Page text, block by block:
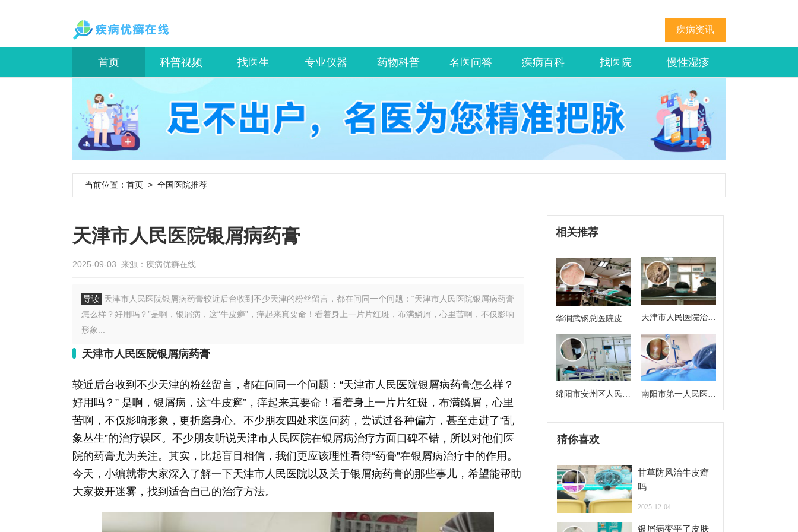
疾病资讯
首页 科普视频 找医生 专业仪器 药物科普 名医问答 疾病百科 找医院 慢性湿疹
当前位置： 首页 > 全国医院推荐
天津市人民医院银屑病药膏
2025-09-03 来源： 疾病优癣在线
导读 天津市人民医院银屑病药膏较近后台收到不少天津的粉丝留言，都在问同一个问题：“天津市人民医院银屑病药膏
怎么样？好用吗？”是啊，银屑病，这“牛皮癣”，痒起来真要命！看着身上一片片红斑，布满鳞屑，心里苦啊，不仅影响
形象...
天津市人民医院银屑病药膏
较近后台收到不少天津的粉丝留言，都在问同一个问题：“天津市人民医院银屑病药膏怎么样？
好用吗？” 是啊，银屑病，这“牛皮癣”，痒起来真要命！看着身上一片片红斑，布满鳞屑，心里
苦啊，不仅影响形象，更折磨身心。不少朋友四处求医问药，尝试过各种偏方，甚至走进了“乱
象丛生”的治疗误区。不少朋友听说天津市人民医院在银屑病治疗方面口碑不错，所以对他们医
院的药膏尤为关注。其实，比起盲目相信，我们更应该理性看待“药膏”在银屑病治疗中的作用。
今天，小编就带大家深入了解一下天津市人民医院以及关于银屑病药膏的那些事儿，希望能帮助
大家拨开迷雾，找到适合自己的治疗方法。
相关推荐
华润武钢总医院皮肤
科主任医师
天津市人民医院治银
绵阳市安州区人民医
院皮肤科主任是谁
南阳市第一人民医院
皮肤科专家门诊挂号
猜你喜欢
甘草防风治牛皮癣
吗
2025-12-04
银屑病变平了皮肤